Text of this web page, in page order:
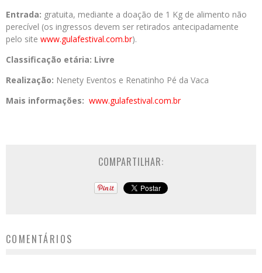
Entrada: gratuita, mediante a doação de 1 Kg de alimento não
perecível (os ingressos devem ser retirados antecipadamente
pelo site www.gulafestival.com.br).
Classificação etária: Livre
Realização: Nenety Eventos e Renatinho Pé da Vaca
Mais informações: www.gulafestival.com.br
COMPARTILHAR:
COMENTÁRIOS